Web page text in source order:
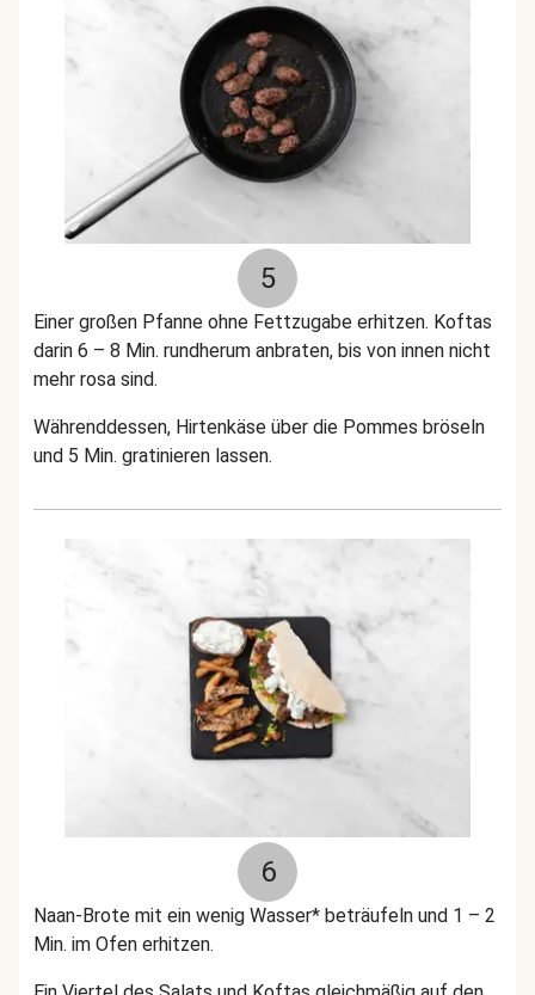
5
Einer großen Pfanne ohne Fettzugabe erhitzen. Koftas
darin 6 – 8 Min. rundherum anbraten, bis von innen nicht
mehr rosa sind.
Währenddessen, Hirtenkäse über die Pommes bröseln
und 5 Min. gratinieren lassen.
6
Naan-Brote mit ein wenig Wasser* beträufeln und 1 – 2
Min. im Ofen erhitzen.